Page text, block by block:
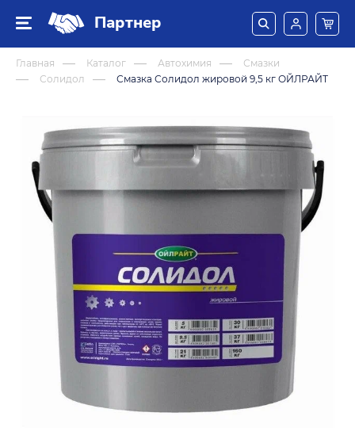
Партнер
Главная Каталог Автохимия
Смазки
Солидол
Смазка Солидол жировой 9,5 кг ОЙЛРАЙТ